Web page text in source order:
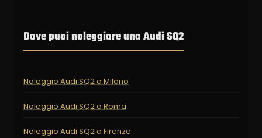
Dove puoi noleggiare una Audi SQ2
Noleggio Audi SQ2 a Milano
Noleggio Audi SQ2 a Roma
Noleggio Audi SQ2 a Firenze